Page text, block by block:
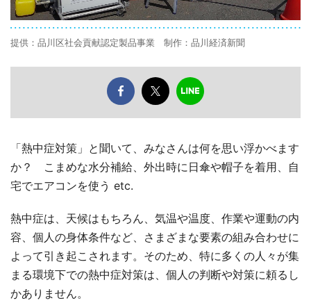
提供：品川区社会貢献認定製品事業 制作：品川経済新聞
「熱中症対策」と聞いて、みなさんは何を思い浮かべます
か？ こまめな水分補給、外出時に日傘や帽子を着用、自
宅でエアコンを使う etc.
熱中症は、天候はもちろん、気温や温度、作業や運動の内
容、個人の身体条件など、さまざまな要素の組み合わせに
よって引き起こされます。そのため、特に多くの人々が集
まる環境下での熱中症対策は、個人の判断や対策に頼るし
かありません。